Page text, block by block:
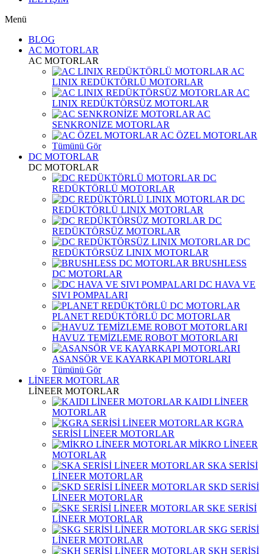
Menü
BLOG
AC MOTORLAR
AC MOTORLAR
AC
LINIX REDÜKTÖRLÜ MOTORLAR
AC
LINIX REDÜKTÖRSÜZ MOTORLAR
AC
SENKRONİZE MOTORLAR
AC ÖZEL MOTORLAR
Tümünü Gör
DC MOTORLAR
DC MOTORLAR
DC
REDÜKTÖRLÜ MOTORLAR
DC
REDÜKTÖRLÜ LINIX MOTORLAR
DC
REDÜKTÖRSÜZ MOTORLAR
DC
REDÜKTÖRSÜZ LINIX MOTORLAR
BRUSHLESS
DC MOTORLAR
DC HAVA VE
SIVI POMPALARI
PLANET REDÜKTÖRLÜ DC MOTORLAR
HAVUZ TEMİZLEME ROBOT MOTORLARI
ASANSÖR VE KAYARKAPI MOTORLARI
Tümünü Gör
LİNEER MOTORLAR
LİNEER MOTORLAR
KAIDI LİNEER
MOTORLAR
KGRA
SERİSİ LİNEER MOTORLAR
MİKRO LİNEER
MOTORLAR
SKA SERİSİ
LİNEER MOTORLAR
SKD SERİSİ
LİNEER MOTORLAR
SKE SERİSİ
LİNEER MOTORLAR
SKG SERİSİ
LİNEER MOTORLAR
SKH SERİSİ